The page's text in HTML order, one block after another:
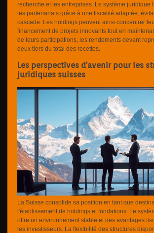
recherche et les entreprises. Le système juridique
les partenariats grâce à une fiscalité adaptée,
cascade. Les holdings peuvent ainsi concentrer
financement de projets innovants tout en
de leurs participations, les rendements devant
deux tiers du total des recettes.
Les perspectives d'avenir pour les
juridiques suisses
La Suisse consolide sa position en tant que
l'établissement de holdings et fondations. Le
offre un environnement stable et des avantages
les investisseurs. La flexibilité des structures